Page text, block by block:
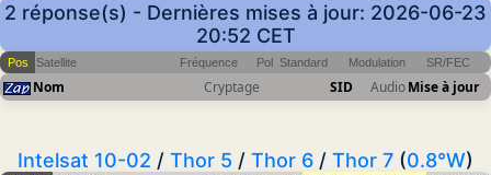
2 réponse(s) - Dernières mises à jour: 2026-06-23
20:52 CET
Pos Satellite Fréquence Pol Standard Modulation SR/FEC
Nom Cryptage SID AudioMise à jour
Intelsat 10-02 / Thor 5 / Thor 6 / Thor 7 (0.8°W)